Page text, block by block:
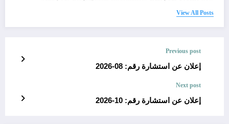
View All Posts
Previous post
إعلان عن استشارة رقم: 08-2026
Next post
إعلان عن استشارة رقم: 10-2026